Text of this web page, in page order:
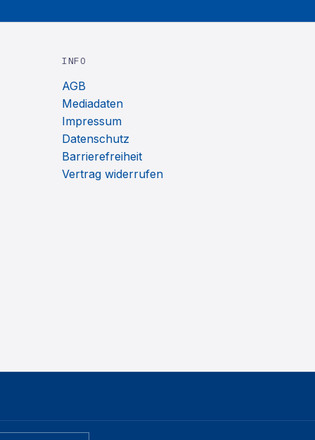
INFO
AGB
Mediadaten
Impressum
Datenschutz
Barrierefreiheit
Vertrag widerrufen